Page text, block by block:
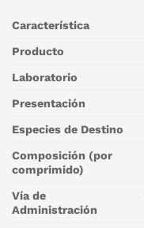
Característica
Producto
Laboratorio
Presentación
Especies de Destino
Composición (por
comprimido)
Vía de
Administración